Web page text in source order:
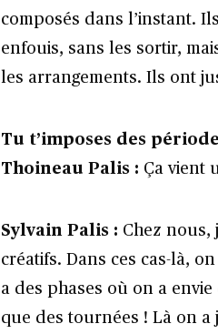
composés dans l’instant.
enfouis, sans les sortir,
les arrangements. Ils ont
Tu t’imposes des
Thoineau Palis : Ça vient
Sylvain Palis : Chez nous,
créatifs. Dans ces cas-là,
a des phases où on a
que des tournées ! Là on